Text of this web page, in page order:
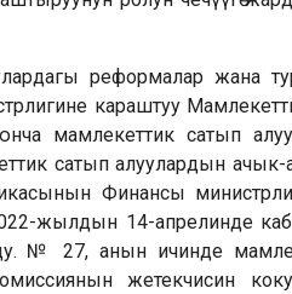
реформалар жана
караштуу
мамлекеттик сатып
сатып алуулардын ачык-
Финансы
жылдын 14-апрелинде
№ 27, анын ичинде
жетекчисин